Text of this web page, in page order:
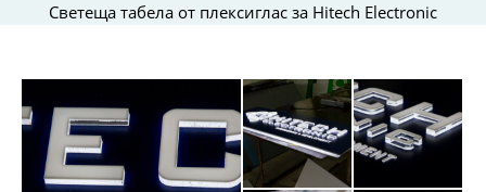
Светеща табела от плексиглас за Hitech Electronic